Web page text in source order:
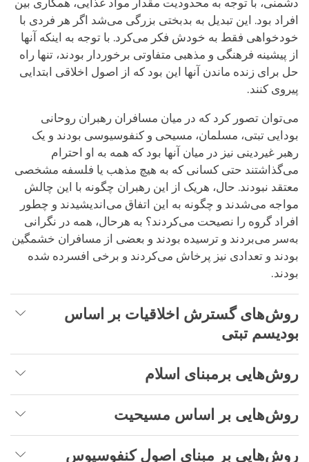
دشمنی، با توجه به محدودیت مقدار مواد غذایی، همکاری بین
افراد بود. این تبدیل به بدبختی بزرگی می‌شد اگر هر فردی با
خودخواهی فقط به خودش فکر می‌کرد. با توجه به اینکه آنها
از پیشینه فرهنگی و مذهبی متفاوتی برخوردار بودند، تنها راه
حل برای زنده ماندن آنها این بود که از اصول اخلاقی ابتدایی
پیروی کنند.
می‌توان تصور کرد که در میان مسافران رهبران روحانی
بودایی تبتی، مسلمان، مسیحی و کنفوسیوسی بودند و یک
رهبر غیردینی نیز در میان آنها بود که همه به او احترام
می‌گذاشتند حتی کسانی که به هیچ مذهب یا فلسفه مشخصی
معتقد نبودند. حال، هریک از این رهبران چگونه با این چالش
مواجه می‌شدند و چگونه به این اتفاق می‌اندیشیدند و چطور
افراد گروه را نصیحت می‌کردند؟ به هرحال، همه در نگرانی
به‌سر می‌بردند و ترسیده بودند و بعضی از مسافران خشمگین
بودند و تعدادی نیز پرخاش می‌کردند و برخی افسرده شده
بودند.
روش‌های گسترش اخلاقیات بر اساس
بودیسم تبتی
روش‌هایی برمبنای اسلام
روش‌هایی بر اساس مسیحیت
روش‌هایی بر مبنای اصول کنفوسیوس